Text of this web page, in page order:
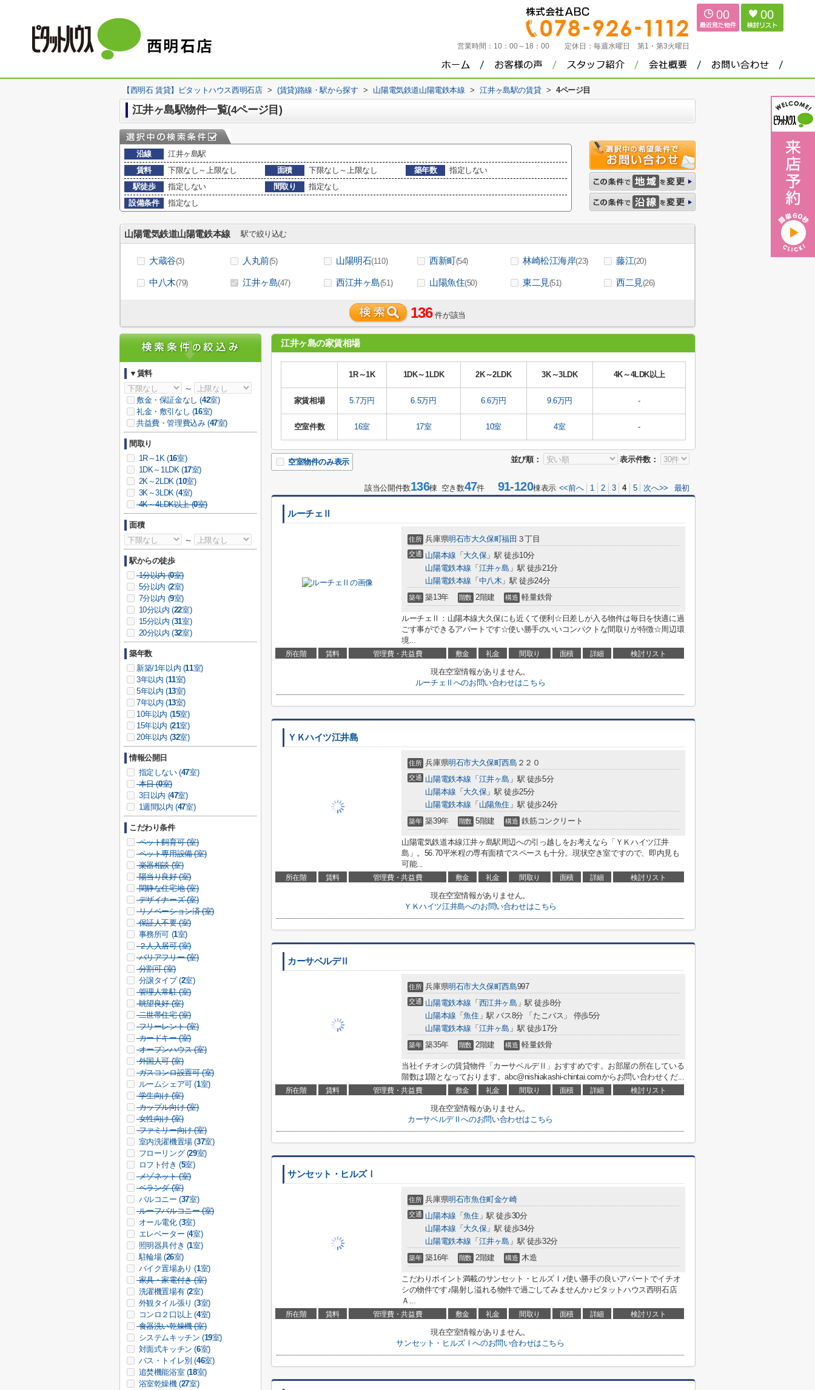
営業時間： 10：00～18：00 定休日： 毎週水曜日 第1・第3火曜日
00 00
【西明石 賃貸】ピタットハウス西明石店 > (賃貸)路線・駅から探す > 山陽電気鉄道山陽電鉄本線 > 江井ヶ島駅の賃貸 > 4ページ目
江井ヶ島駅物件一覧(4ページ目)
沿線
江井ヶ島駅
賃料
下限なし～上限なし 面積 下限なし～上限なし 築年数
指定しない
駅徒歩
指定しない 間取り
指定なし
設備条件
指定なし
山陽電気鉄道山陽電鉄本線 駅で絞り込む
大蔵谷(3) 人丸前(5) 山陽明石(110) 西新町(54) 林崎松江海岸(23) 藤江(20)
中八木(79) 江井ヶ島(47) 西江井ヶ島(51) 山陽魚住(50) 東二見(51) 西二見(26)
136 件が該当
江井ヶ島の家賃相場
1R～1K 1DK～1LDK 2K～2LDK 3K～3LDK 4K～4LDK以上
家賃相場 5.7万円 6.5万円 6.6万円 9.6万円 -
空室件数 16室 17室 10室 4室 -
並び順： 表示件数：
空室物件のみ表示
該当公開件数136棟 空き数47件 91-120棟表示 <<前へ 1 2 3 4 5 次へ>> 最初
ルーチェⅡ
住所 兵庫県明石市大久保町福田 ３丁目
交通 山陽本線 「 大久保」駅 徒歩10分
山陽電鉄本線 「 江井ヶ島 」駅 徒歩21分
山陽電鉄本線 「 中八木 」駅 徒歩24分
築年 築13年 階数 2階建 構造 軽量鉄骨
ルーチェⅡ：山陽本線大久保にも近くて便利☆日差しが入る物件は毎日を快適に過
ごす事ができるアパートです☆使い勝手のいいコンパクトな間取りが特徴☆周辺環
境...
所在階 賃料 管理費・共益費 敷金 礼金 間取り 面積 詳細 検討リスト
現在空室情報がありません。
ルーチェⅡへのお問い合わせはこちら
ＹＫハイツ江井島
住所 兵庫県明石市大久保町西島 ２２０
交通 山陽電鉄本線 「 江井ヶ島 」駅 徒歩5分
山陽本線 「 大久保」駅 徒歩25分
山陽電鉄本線 「 山陽魚住 」駅 徒歩24分
築年 築39年 階数 5階建 構造 鉄筋コンクリート
山陽電気鉄道本線江井ヶ島駅周辺への引っ越しをお考えなら「ＹＫハイツ江井
島」。56.70平米程の専有面積でスペースも十分。現状空き室ですので、即内見も
可能...
所在階 賃料 管理費・共益費 敷金 礼金 間取り 面積 詳細 検討リスト
現在空室情報がありません。
ＹＫハイツ江井島へのお問い合わせはこちら
カーサベルデⅡ
住所 兵庫県明石市大久保町西島997
交通 山陽電鉄本線 「 西江井ヶ島 」駅 徒歩8分
山陽本線 「魚住 」駅 バス8分 「たこバス」 停歩5分
山陽電鉄本線 「 江井ヶ島 」駅 徒歩17分
築年 築35年 階数 2階建 構造 軽量鉄骨
当社イチオシの賃貸物件「カーサベルデⅡ」おすすめです。お部屋の所在している
階数は1階となっております。abc@nishiakashi-chintai.comからお問い合わせくだ...
所在階 賃料 管理費・共益費 敷金 礼金 間取り 面積 詳細 検討リスト
現在空室情報がありません。
カーサベルデⅡへのお問い合わせはこちら
サンセット・ヒルズⅠ
住所 兵庫県明石市魚住町金ケ崎
交通 山陽本線 「魚住 」駅 徒歩30分
山陽本線 「 大久保」駅 徒歩34分
山陽電鉄本線 「 江井ヶ島 」駅 徒歩32分
築年 築16年 階数 2階建 構造 木造
こだわりポイント満載のサンセット・ヒルズⅠ♪使い勝手の良いアパートでイチオ
シの物件です♪陽射し溢れる物件で過ごしてみませんか♪ピタットハウス西明石店
Ａ...
所在階 賃料 管理費・共益費 敷金 礼金 間取り 面積 詳細 検討リスト
現在空室情報がありません。
サンセット・ヒルズⅠへのお問い合わせはこちら
▼賃料
～
敷金・保証金なし (42室)
礼金・敷引なし (16室)
共益費・管理費込み (47室)
間取り
1R～1K (16室)
1DK～1LDK (17室)
2K～2LDK (10室)
3K～3LDK (4室)
4K～4LDK以上 (0室)
面積
～
駅からの徒歩
1分以内 (0室)
5分以内 (2室)
7分以内 (9室)
10分以内 (22室)
15分以内 (31室)
20分以内 (32室)
築年数
新築/1年以内 (11室)
3年以内 (11室)
5年以内 (13室)
7年以内 (13室)
10年以内 (15室)
15年以内 (21室)
20年以内 (32室)
情報公開日
指定しない (47室)
本日 (0室)
3日以内 (47室)
1週間以内 (47室)
こだわり条件
ペット飼育可 (室)
ペット専用設備 (室)
楽器相談 (室)
陽当り良好 (室)
閑静な住宅地 (室)
デザイナーズ (室)
リノベーション済 (室)
保証人不要 (室)
事務所可 (1室)
２人入居可 (室)
バリアフリー (室)
分割可 (室)
分譲タイプ (2室)
管理人常駐 (室)
眺望良好 (室)
二世帯住宅 (室)
フリーレント (室)
カードキー (室)
オープンハウス (室)
外国人可 (室)
ガスコンロ設置可 (室)
ルームシェア可 (1室)
学生向け (室)
カップル向け (室)
女性向け (室)
ファミリー向け (室)
室内洗濯機置場 (37室)
フローリング (29室)
ロフト付き (5室)
メゾネット (室)
ベランダ (室)
バルコニー (37室)
ルーフバルコニー (室)
オール電化 (3室)
エレベーター (4室)
照明器具付き (1室)
駐輪場 (26室)
バイク置場あり (1室)
家具・家電付き (室)
洗濯機置場有 (2室)
外観タイル張り (3室)
コンロ２口以上 (4室)
食器洗い乾燥機 (室)
システムキッチン (19室)
対面式キッチン (6室)
バス・トイレ別 (46室)
追焚機能浴室 (18室)
浴室乾燥機 (27室)